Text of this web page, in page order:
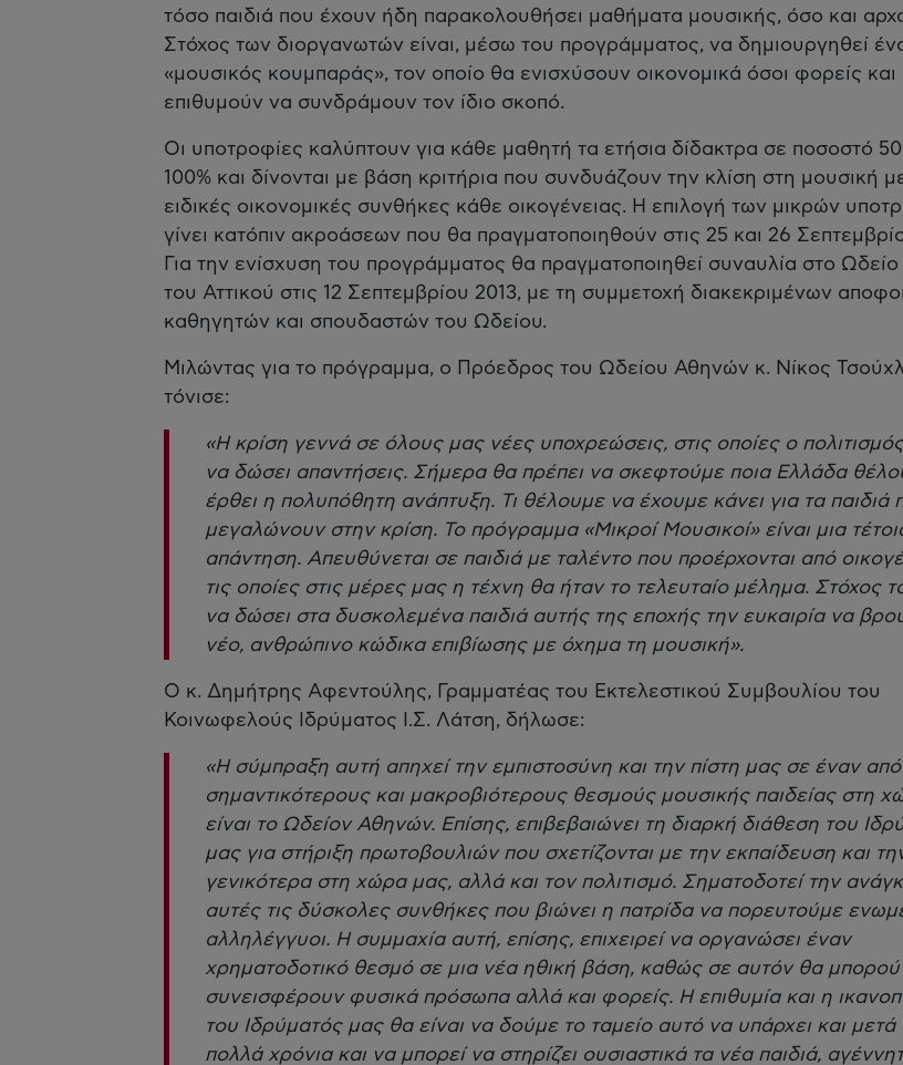
τόσο παιδιά που έχουν ήδη παρακολουθήσει μαθήματα μουσικής, όσο και
Στόχος των διοργανωτών είναι, μέσω του προγράμματος, να δημιουργηθεί
«μουσικός κουμπαράς», τον οποίο θα ενισχύσουν οικονομικά όσοι φορείς και
επιθυμούν να συνδράμουν τον ίδιο σκοπό.
Οι υποτροφίες καλύπτουν για κάθε μαθητή τα ετήσια δίδακτρα σε ποσοστό
100% και δίνονται με βάση κριτήρια που συνδυάζουν την κλίση στη μουσική
ειδικές οικονομικές συνθήκες κάθε οικογένειας. Η επιλογή των μικρών
γίνει κατόπιν ακροάσεων που θα πραγματοποιηθούν στις 25 και 26
Για την ενίσχυση του προγράμματος θα πραγματοποιηθεί συναυλία στο
του Αττικού στις 12 Σεπτεμβρίου 2013, με τη συμμετοχή διακεκριμένων
καθηγητών και σπουδαστών του Ωδείου.
Μιλώντας για το πρόγραμμα, ο Πρόεδρος του Ωδείου Αθηνών κ. Νίκος
τόνισε:
«Η κρίση γεννά σε όλους μας νέες υποχρεώσεις, στις οποίες ο
να δώσει απαντήσεις. Σήμερα θα πρέπει να σκεφτούμε ποια Ελλάδα
έρθει η πολυπόθητη ανάπτυξη. Τι θέλουμε να έχουμε κάνει για τα παιδιά
μεγαλώνουν στην κρίση. To πρόγραμμα «Μικροί Μουσικοί» είναι μια
απάντηση. Απευθύνεται σε παιδιά με ταλέντο που προέρχονται από
τις οποίες στις μέρες μας η τέχνη θα ήταν το τελευταίο μέλημα. Στόχος
να δώσει στα δυσκολεμένα παιδιά αυτής της εποχής την ευκαιρία να
νέο, ανθρώπινο κώδικα επιβίωσης με όχημα τη μουσική».
Ο κ. Δημήτρης Αφεντούλης, Γραμματέας του Εκτελεστικού Συμβουλίου του
Κοινωφελούς Ιδρύματος Ι.Σ. Λάτση, δήλωσε:
«Η σύμπραξη αυτή απηχεί την εμπιστοσύνη και την πίστη μας σε έναν
σημαντικότερους και μακροβιότερους θεσμούς μουσικής παιδείας στη
είναι το Ωδείον Αθηνών. Επίσης, επιβεβαιώνει τη διαρκή διάθεση του
μας για στήριξη πρωτοβουλιών που σχετίζονται με την εκπαίδευση και
γενικότερα στη χώρα μας, αλλά και τον πολιτισμό. Σηματοδοτεί την
αυτές τις δύσκολες συνθήκες που βιώνει η πατρίδα να πορευτούμε
αλληλέγγυοι. Η συμμαχία αυτή, επίσης, επιχειρεί να οργανώσει έναν
χρηματοδοτικό θεσμό σε μια νέα ηθική βάση, καθώς σε αυτόν θα
συνεισφέρουν φυσικά πρόσωπα αλλά και φορείς. Η επιθυμία και η
του Ιδρύματός μας θα είναι να δούμε το ταμείο αυτό να υπάρχει και μετά
πολλά χρόνια και να μπορεί να στηρίζει ουσιαστικά τα νέα παιδιά,